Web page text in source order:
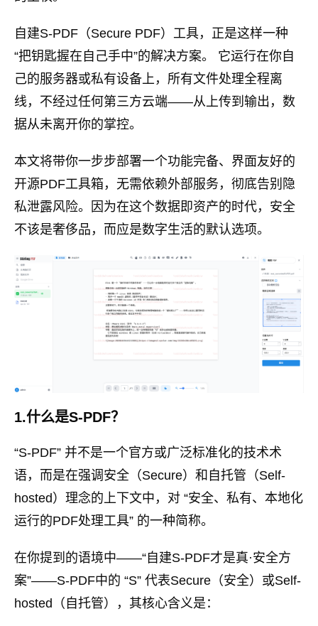
自建S-PDF（Secure PDF）工具，正是这样一种
“把钥匙握在自己手中”的解决方案。 它运行在你自
己的服务器或私有设备上，所有文件处理全程离
线，不经过任何第三方云端——从上传到输出，数
据从未离开你的掌控。
本文将带你一步步部署一个功能完备、界面友好的
开源PDF工具箱，无需依赖外部服务，彻底告别隐
私泄露风险。因为在这个数据即资产的时代，安全
不该是奢侈品，而应是数字生活的默认选项。
1.什么是S-PDF？
“S-PDF” 并不是一个官方或广泛标准化的技术术
语，而是在强调安全（Secure）和自托管（Self-
hosted）理念的上下文中，对 “安全、私有、本地化
运行的PDF处理工具” 的一种简称。
在你提到的语境中——“自建S-PDF才是真·安全方
案”——S-PDF中的 “S” 代表Secure（安全）或Self-
hosted（自托管），其核心含义是：